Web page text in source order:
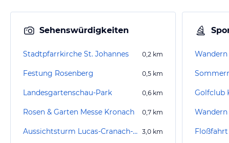
Sehenswürdigkeiten
Stadtpfarrkirche St. Johannes 0,2 km
Festung Rosenberg 0,5 km
Landesgartenschau-Park 0,6 km
Rosen & Garten Messe Kronach 0,7 km
Aussichtsturm Lucas-Cranach-Turm 3,0 km
Golfclub